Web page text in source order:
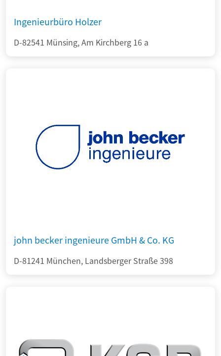
Ingenieurbüro Holzer
D-82541 Münsing, Am Kirchberg 16 a
john becker ingenieure GmbH & Co. KG
D-81241 München, Landsberger Straße 398